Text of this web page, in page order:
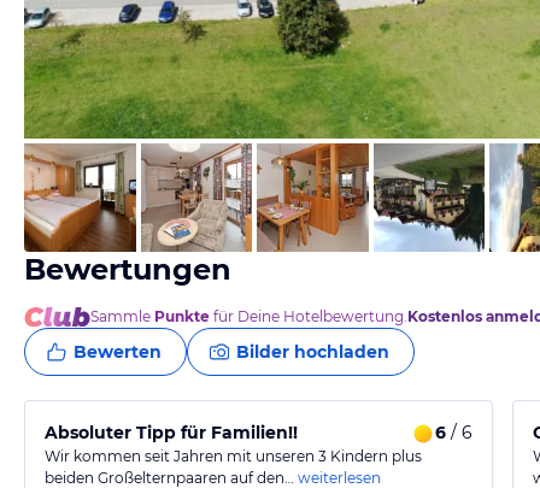
vom Hotelier, Mai 2013
Bewertungen
Sammle Punkte für Deine Hotelbewertung.Kostenlos
Bewerten Bilder hochladen
Absoluter Tipp für Familien!! 6 / 6
Wir kommen seit Jahren mit unseren 3 Kindern plus
beiden Großelternpaaren auf den… weiterlesen